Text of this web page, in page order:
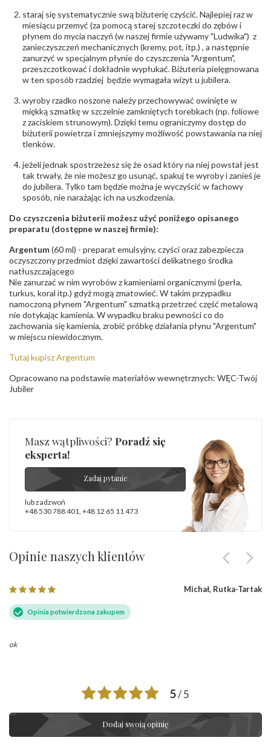
staraj się systematycznie swą biżuterię czyścić. Najlepiej raz w
miesiącu przemyć (za pomocą starej szczoteczki do zębów i
płynem do mycia naczyń (w naszej firmie używamy "Ludwika") z
zanieczyszczeń mechanicznych (kremy, pot, itp.) , a następnie
zanurzyć w specjalnym płynie do czyszczenia "Argentum",
przeszczotkować i dokładnie wypłukać. Biżuteria pielęgnowana
w ten sposób rzadziej będzie wymagała wizyt u jubilera.
wyroby rzadko noszone należy przechowywać owinięte w
miękką szmatkę w szczelnie zamkniętych torebkach (np. foliowe
z zaciskiem strunowym). Dzięki temu ograniczymy dostęp do
biżuterii powietrza i zmniejszymy możliwość powstawania na niej
tlenków.
jeżeli jednak spostrzeżesz się że osad który na niej powstał jest
tak trwały, że nie możesz go usunąć, spakuj te wyroby i zanieś je
do jubilera. Tylko tam będzie można je wyczyścić w fachowy
sposób, nie narażając ich na uszkodzenia.
Do czyszczenia biżuterii możesz użyć poniżego opisanego
preparatu (dostępne w naszej firmie):
Argentum(60 ml) - preparat emulsyjny, czyści oraz zabezpiecza
oczyszczony przedmiot dzięki zawartości delikatnego środka
natłuszczającego
Nie zanurzać w nim wyrobów z kamieniami organicznymi (perła,
turkus, koral itp.) gdyż mogą zmatowieć. W takim przypadku
namoczoną płynem "Argentum" szmatką przetrzeć część metalową
nie dotykając kamienia. W wypadku braku pewności co do
zachowania się kamienia, zrobić próbkę działania płynu "Argentum"
w miejscu niewidocznym.
Tutaj kupisz Argentum
Opracowano na podstawie materiałów wewnętrznych: WĘC-Twój
Jubiler
Masz wątpliwości? Poradź się
eksperta!
Zadaj pytanie
lub zadzwoń
+48 530 788 401, +48 12 65 11 473
Opinie naszych klientów
Michał, Rutka-Tartak
Opinia potwierdzona zakupem
ok
5/ 5
Dodaj swoją opinię